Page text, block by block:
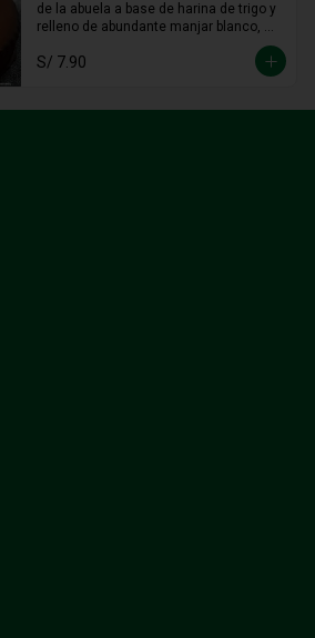
de la abuela a base de harina de trigo y
relleno de abundante manjar blanco,
S/ 7.90